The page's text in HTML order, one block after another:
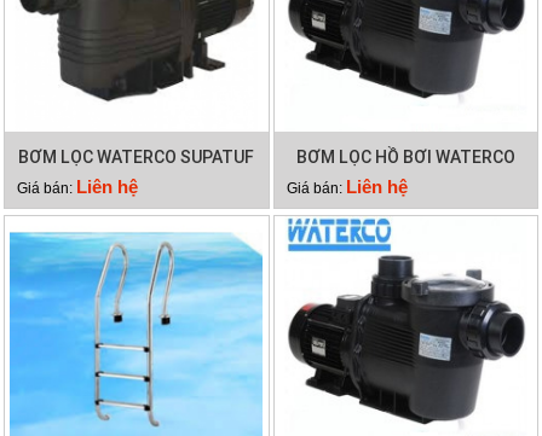
BƠM LỌC WATERCO SUPATUF
150
Giá bán: Liên hệ
BƠM LỌC HỒ BƠI WATERCO
SUPATUF
Giá bán: Liên hệ